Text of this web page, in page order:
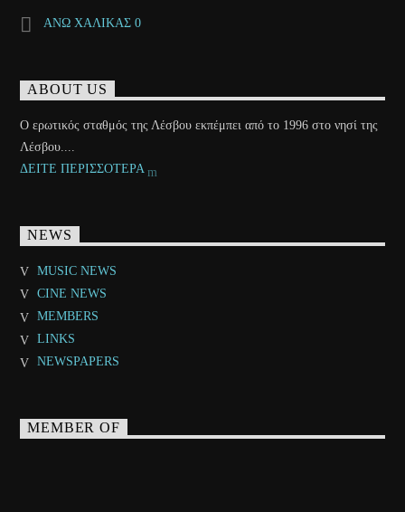
ΑΝΩ ΧΑΛΙΚΑΣ 0
ABOUT US
Ο ερωτικός σταθμός της Λέσβου εκπέμπει από το 1996 στο νησί της
Λέσβου....
ΔΕΙΤΕ ΠΕΡΙΣΣΟΤΕΡΑ
NEWS
MUSIC NEWS
CINE NEWS
MEMBERS
LINKS
NEWSPAPERS
MEMBER OF